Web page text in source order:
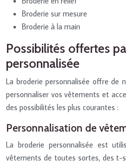
Broderie sur mesure
Broderie à la main
Possibilités offertes
personnalisée
La broderie personnalisée offre de
personnaliser vos vêtements et
des possibilités les plus courantes :
Personnalisation de
La broderie personnalisée est
vêtements de toutes sortes, des t-